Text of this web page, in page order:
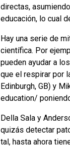
directas,
educación, lo cual
Hay una serie de
científica. Por
pueden ayudar a
que el respirar por
Edinburgh, GB) y
education/
Della Sala y
quizás detectar
tal, hasta ahora